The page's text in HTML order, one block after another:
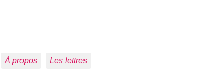
À propos Les lettres